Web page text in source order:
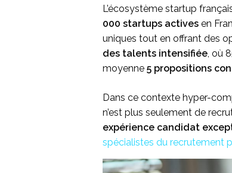
L’écosystème startup
000 startups actives en
uniques tout en offrant des
des talents intensifiée, où
moyenne 5 propositions
Dans ce contexte hyper-
n’est plus seulement de
expérience candidat
spécialistes du recrutement